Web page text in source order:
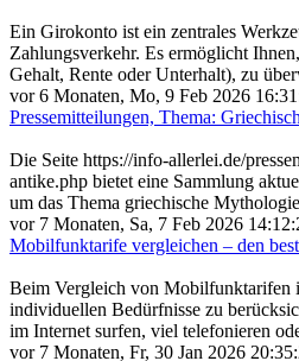
Ein Girokonto ist ein zentrales
Zahlungsverkehr. Es ermöglicht
Gehalt, Rente oder Unterhalt), zu
vor 6 Monaten, Mo, 9 Feb 2026
Pressemitteilungen, Thema:
Die Seite https://info-allerlei.de/
antike.php bietet eine Sammlung
um das Thema griechische
vor 7 Monaten, Sa, 7 Feb 2026
Mobilfunktarife vergleichen – den
Beim Vergleich von Mobilfunktarifen
individuellen Bedürfnisse zu
im Internet surfen, viel telefonieren
vor 7 Monaten, Fr, 30 Jan 2026